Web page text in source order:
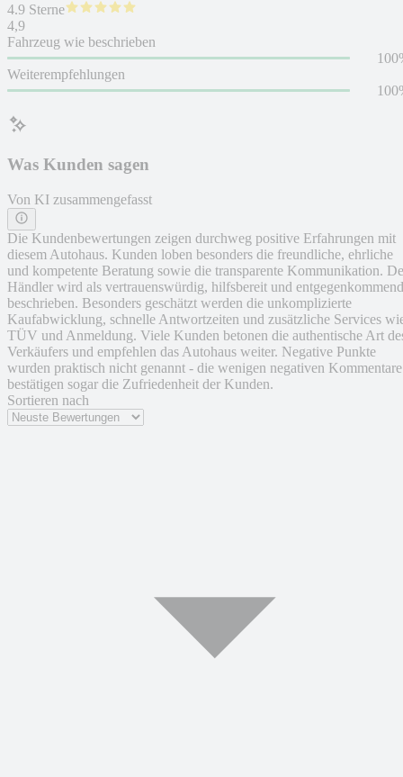
Was Kunden sagen
Von KI zusammengefasst
Die Kundenbewertungen zeigen durchweg positive Erfahrungen mit
diesem Autohaus. Kunden loben besonders die freundliche, ehrliche
und kompetente Beratung sowie die transparente Kommunikation.
Händler wird als vertrauenswürdig, hilfsbereit und entgegenkommend
beschrieben. Besonders geschätzt werden die unkomplizierte
Kaufabwicklung, schnelle Antwortzeiten und zusätzliche Services
TÜV und Anmeldung. Viele Kunden betonen die authentische Art
Verkäufers und empfehlen das Autohaus weiter. Negative Punkte
wurden praktisch nicht genannt - die wenigen negativen Kommentare
bestätigen sogar die Zufriedenheit der Kunden.
Sortieren nach
4.9 Sterne
4,9
Fahrzeug wie beschrieben
Weiterempfehlungen